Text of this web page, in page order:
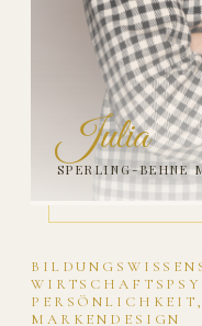
MARKENDESIGN
Julia
SPERLING-BEHNE